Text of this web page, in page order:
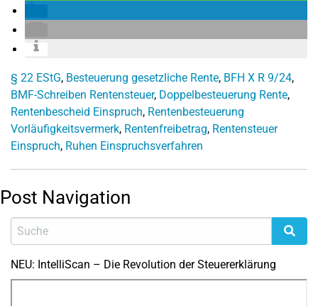
§ 22 EStG, Besteuerung gesetzliche Rente, BFH X R 9/24,
BMF-Schreiben Rentensteuer, Doppelbesteuerung Rente,
Rentenbescheid Einspruch, Rentenbesteuerung
Vorläufigkeitsvermerk, Rentenfreibetrag, Rentensteuer
Einspruch, Ruhen Einspruchsverfahren
Post Navigation
NEU: IntelliScan – Die Revolution der Steuererklärung